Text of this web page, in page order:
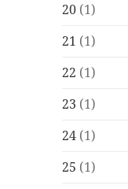
20 (1)
21 (1)
22 (1)
23 (1)
24 (1)
25 (1)